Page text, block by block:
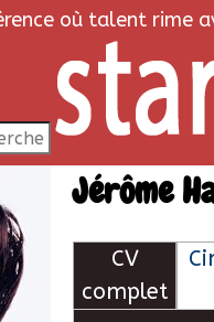
où talent rime
Jérôme
CV
complet